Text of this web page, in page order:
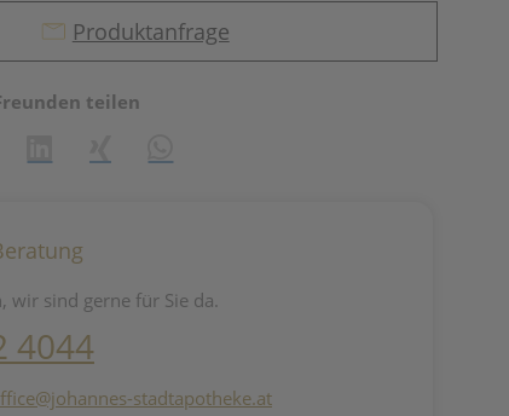
Produktanfrage
teilen
wir sind gerne für Sie da.
4044
stadtapotheke.at